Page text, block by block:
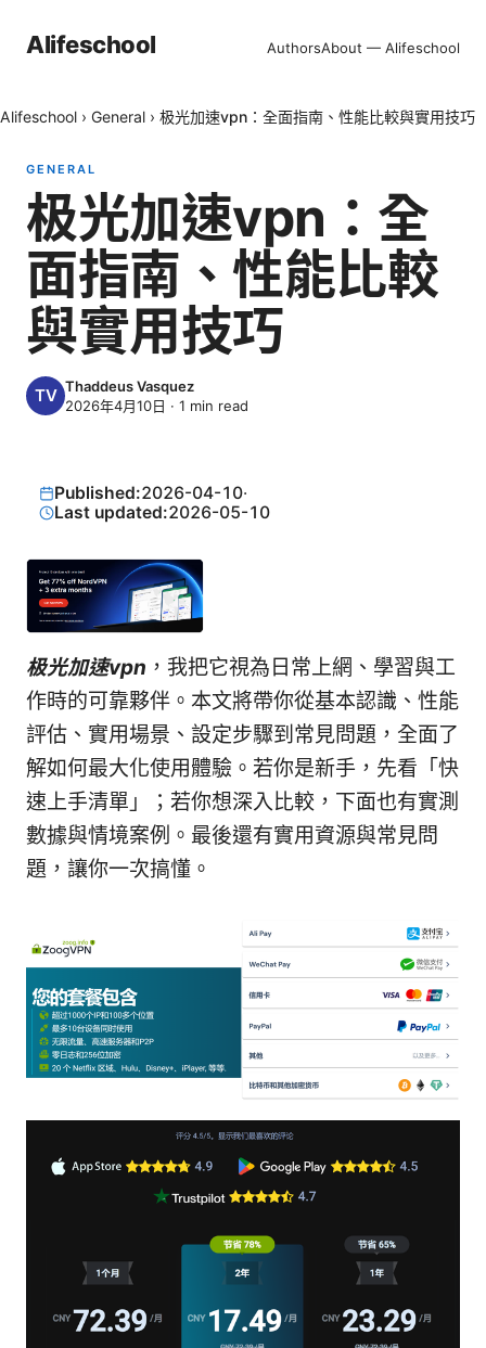
Alifeschool AuthorsAbout — Alifeschool
Alifeschool › General › 极光加速vpn：全面指南、性能比較與實用技巧
GENERAL
极光加速vpn：全
面指南、性能比較
與實用技巧
Thaddeus Vasquez
2026年4月10日 · 1 min read
Published:2026-04-10·
Last updated:2026-05-10
极光加速vpn ，我把它視為日常上網、學習與工
作時的可靠夥伴。本文將帶你從基本認識、性能
評估、實用場景、設定步驟到常見問題，全面了
解如何最大化使用體驗。若你是新手，先看「快
速上手清單」；若你想深入比較，下面也有實測
數據與情境案例。最後還有實用資源與常見問
題，讓你一次搞懂。